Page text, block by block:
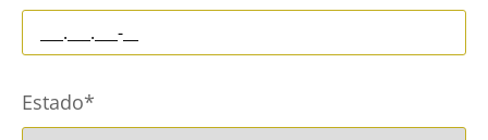
Estado*